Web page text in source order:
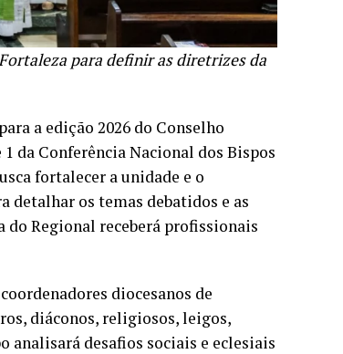
para definir as diretrizes da
a edição 2026 do Conselho
da Conferência Nacional dos Bispos
fortalecer a unidade e o
os temas debatidos e as
do Regional receberá profissionais
diocesanos de
diáconos, religiosos, leigos,
analisará desafios sociais e eclesiais